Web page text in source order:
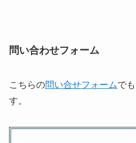
問い合わせフォーム
こちらの問い合せフォームで
す。